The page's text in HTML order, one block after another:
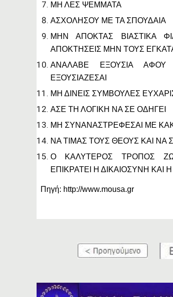
ΜΗ ΛΕΣ ΨΕΜΜΑΤΑ
ΑΣΧΟΛΗΣΟΥ ΜΕ ΤΑ ΣΠΟΥΔΑΙΑ
ΜΗΝ ΑΠΟΚΤΑΣ ΒΙΑΣΤΙΚΑ
ΑΠΟΚΤΗΣΕΙΣ ΜΗΝ ΤΟΥΣ
ΑΝΑΛΑΒΕ ΕΞΟΥΣΙΑ
ΕΞΟΥΣΙΑΖΕΣΑΙ
ΜΗ ΔΙΝΕΙΣ ΣΥΜΒΟΥΛΕΣ
ΑΣΕ ΤΗ ΛΟΓΙΚΗ ΝΑ ΣΕ ΟΔΗΓΕΙ
ΜΗ ΣΥΝΑΝΑΣΤΡΕΦΕΣΑΙ ΜΕ
ΝΑ ΤΙΜΑΣ ΤΟΥΣ ΘΕΟΥΣ ΚΑΙ ΝΑ
Ο ΚΑΛΥΤΕΡΟΣ ΤΡΟΠΟΣ
ΕΠΙΚΡΑΤΕΙ Η ΔΙΚΑΙΟΣΥΝΗ ΚΑΙ
Πηγή: http://www.mousa.gr